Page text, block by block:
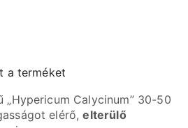
a terméket
Calycinum” 30-50
elérő,elterülő